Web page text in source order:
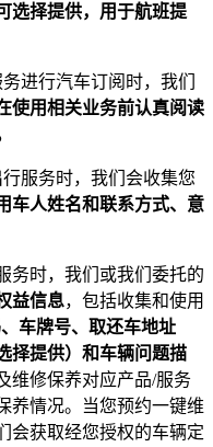
选择提供，用于航班提
进行汽车订阅时，我们
使用相关业务前认真阅读
服务时，我们会收集您
车人姓名和联系方式、意
务时，我们或我们委托的
益信息，包括收集和使用
车牌号、取还车地址
择提供）和车辆问题描
维修保养对应产品/服务
养情况。当您预约一键维
会获取经您授权的车辆定